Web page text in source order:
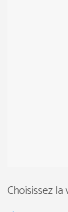
Choisissez